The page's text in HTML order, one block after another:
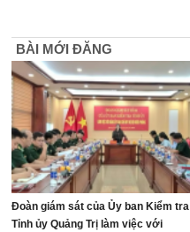
BÀI MỚI ĐĂNG
Đoàn giám sát của Ủy ban Kiểm tra
Tỉnh ủy Quảng Trị làm việc với